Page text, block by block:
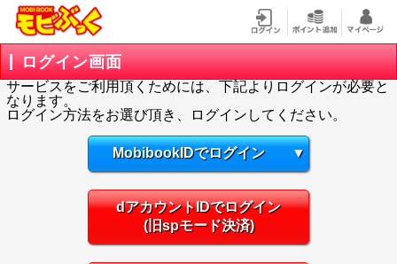
ログイン画面
サービスをご利用頂くためには、下記よりログインが必要と
なります。
ログイン方法をお選び頂き、ログインしてください。
MobibookIDでログイン ▼
dアカウントIDでログイン
(旧spモード決済)